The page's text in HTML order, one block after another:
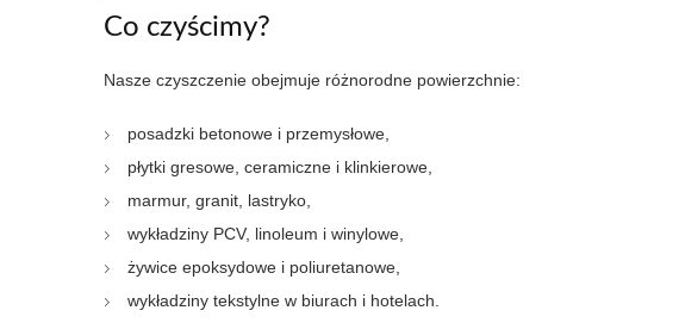
Co czyścimy?
Nasze czyszczenie obejmuje różnorodne powierzchnie:
posadzki betonowe i przemysłowe,
płytki gresowe, ceramiczne i klinkierowe,
marmur, granit, lastryko,
wykładziny PCV, linoleum i winylowe,
żywice epoksydowe i poliuretanowe,
wykładziny tekstylne w biurach i hotelach.